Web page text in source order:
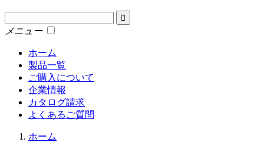
メニュー
ホーム
製品一覧
ご購入について
企業情報
カタログ請求
よくあるご質問
ホーム